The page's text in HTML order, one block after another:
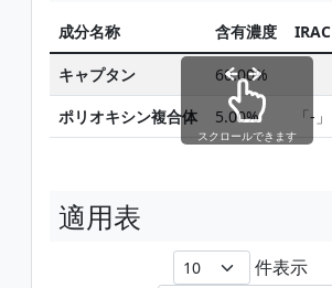
成分名称 含有濃度 IRAC
キャプタン 60.00%
ポリオキシン複合体
5.00% 「-」
スクロールできます
適用表
件表示